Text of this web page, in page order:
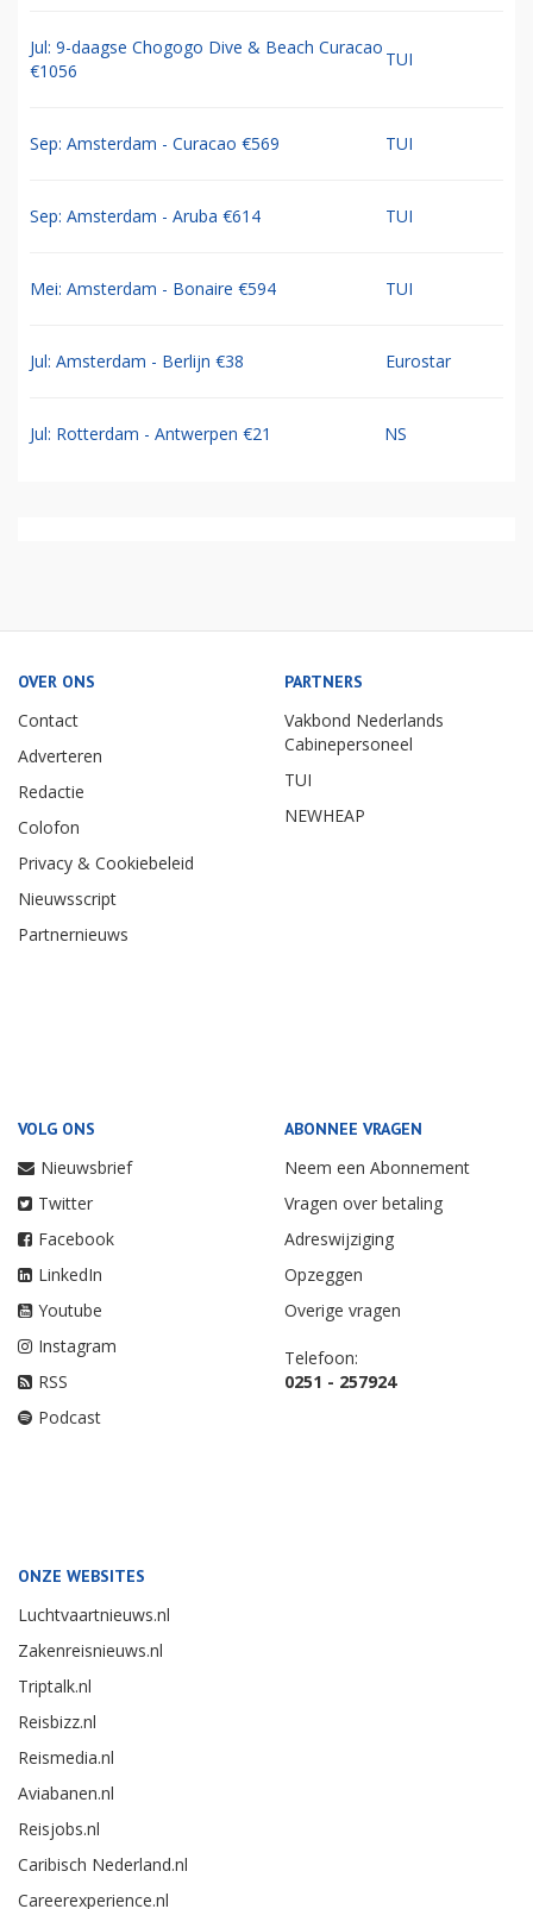
Jul: 9-daagse Chogogo Dive & Beach Curacao
€1056
TUI
Sep: Amsterdam - Curacao €569 TUI
Sep: Amsterdam - Aruba €614 TUI
Mei: Amsterdam - Bonaire €594 TUI
Jul: Amsterdam - Berlijn €38 Eurostar
Jul: Rotterdam - Antwerpen €21 NS
OVER ONS
Contact
Adverteren
Redactie
Colofon
Privacy & Cookiebeleid
Nieuwsscript
Partnernieuws
PARTNERS
Vakbond Nederlands
Cabinepersoneel
TUI
NEWHEAP
VOLG ONS
Nieuwsbrief
Twitter
Facebook
LinkedIn
Youtube
Instagram
RSS
Podcast
ABONNEE VRAGEN
Neem een Abonnement
Vragen over betaling
Adreswijziging
Opzeggen
Overige vragen
Telefoon:
0251 - 257924
ONZE WEBSITES
Luchtvaartnieuws.nl
Zakenreisnieuws.nl
Triptalk.nl
Reisbizz.nl
Reismedia.nl
Aviabanen.nl
Reisjobs.nl
Caribisch Nederland.nl
Careerexperience.nl